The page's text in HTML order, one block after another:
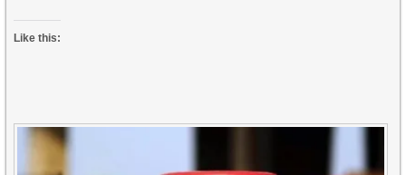
Like this: